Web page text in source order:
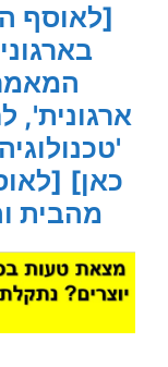
[לאוסף
ארגונית',
כאן]
מהבית